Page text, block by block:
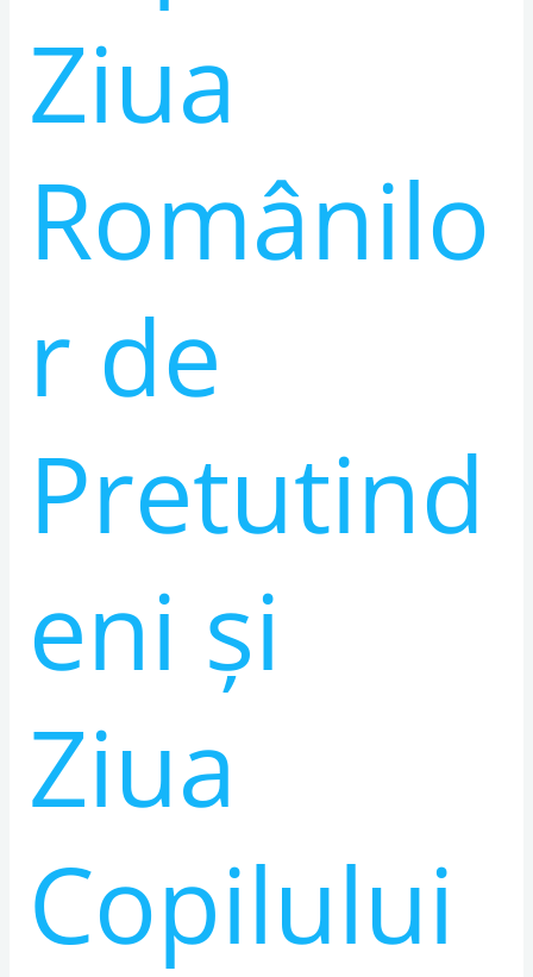
Ziua
Românilo
r de
Pretutind
eni și
Ziua
Copilului